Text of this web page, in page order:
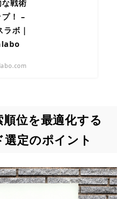
戦術
！ –
ラボ｜
位を最適化する
選定のポイント